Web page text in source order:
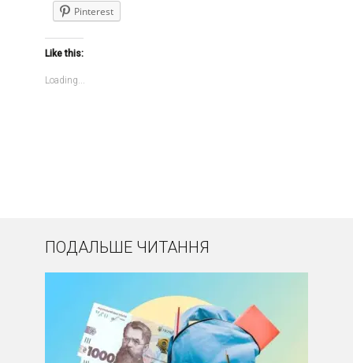
Pinterest
Like this:
Loading...
ПОДАЛЬШЕ ЧИТАННЯ